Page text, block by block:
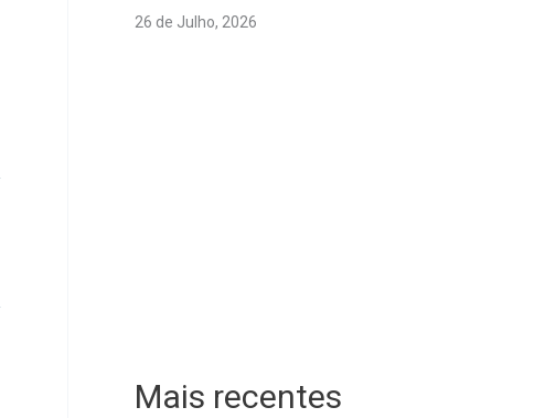
26 de Julho, 2026
Mais recentes